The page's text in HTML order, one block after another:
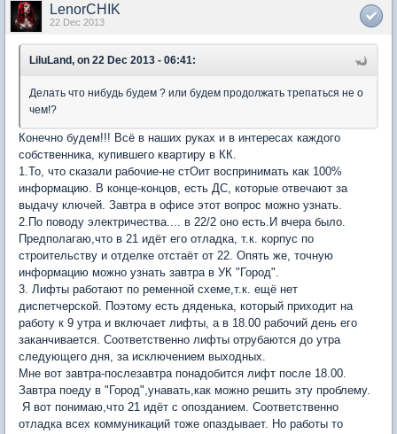
LenorCHIK
22 Dec 2013
LiluLand, on 22 Dec 2013 - 06:41:
Делать что нибудь будем ? или будем продолжать трепаться не о
чем!?
Конечно будем!!! Всё в наших руках и в интересах каждого
собственника, купившего квартиру в КК.
1.То, что сказали рабочие-не стОит воспринимать как 100%
информацию. В конце-концов, есть ДС, которые отвечают за
выдачу ключей. Завтра в офисе этот вопрос можно узнать.
2.По поводу электричества.... в 22/2 оно есть.И вчера было.
Предполагаю,что в 21 идёт его отладка, т.к. корпус по
строительству и отделке отстаёт от 22. Опять же, точную
информацию можно узнать завтра в УК "Город".
3. Лифты работают по ременной схеме,т.к. ещё нет
диспетчерской. Поэтому есть дяденька, который приходит на
работу к 9 утра и включает лифты, а в 18.00 рабочий день его
заканчивается. Соответственно лифты отрубаются до утра
следующего дня, за исключением выходных.
Мне вот завтра-послезавтра понадобится лифт после 18.00.
Завтра поеду в "Город",унавать,как можно решить эту проблему.
Я вот понимаю,что 21 идёт с опозданием. Соответственно
отладка всех коммуникаций тоже опаздывает. Но работы то